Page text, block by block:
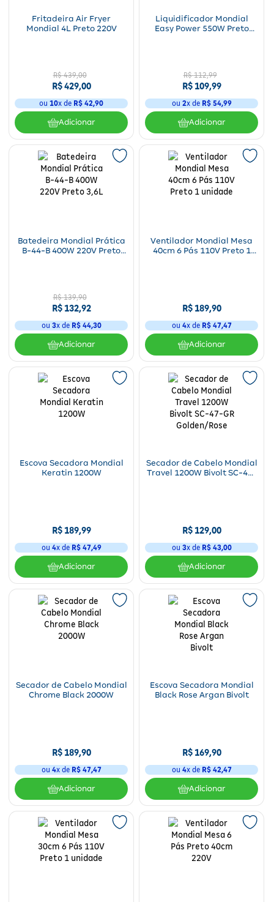
Fritadeira Air Fryer
Mondial 4L Preto 220V
R$ 439,00
R$429,00
ou 10x de R$ 42,90
Adicionar
Liquidificador Mondial
Easy Power 550W Preto
R$ 112,99
R$109,99
ou 2x de R$ 54,99
Adicionar
Batedeira Mondial Prática
B-44-B 400W 220V Preto
R$ 139,90
R$132,92
ou 3x de R$ 44,30
Adicionar
Ventilador Mondial Mesa
40cm 6 Pás 110V Preto 1
R$189,90
ou 4x de R$ 47,47
Adicionar
Escova Secadora Mondial
Keratin 1200W
R$189,99
ou 4x de R$ 47,49
Adicionar
Secador de Cabelo Mondial
Travel 1200W Bivolt SC-47-
R$129,00
ou 3x de R$ 43,00
Adicionar
Secador de Cabelo Mondial
Chrome Black 2000W
R$189,90
ou 4x de R$ 47,47
Adicionar
Escova Secadora Mondial
Black Rose Argan Bivolt
R$169,90
ou 4x de R$ 42,47
Adicionar
Saúde Feminina
Oftalmológicos
Saúde Masculina
Psicoativos e Hormonais
Medicamentos especiais
Cuidados com a Pele
Protetor Solar
Limpeza de pele
Cabelos
Alimentação
Havaianas
Papelaria
Utilidades domésticos
Nutrição esportiva
Primeiros socorros
Suplementos
Ortopédicos
Multilaser
Positivo
Acessórios
Ver todos
Cuidados intímos
Desodorantes
Cuidados geriátricos